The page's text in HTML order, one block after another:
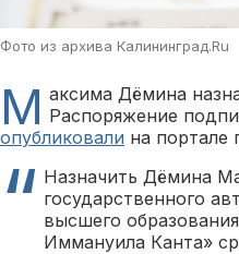
Фото из архива Калининград.Ru
М аксима Дёмина
Распоряжение
опубликовали на портале
Назначить Дёмина
государственного
высшего
Иммануила Канта»